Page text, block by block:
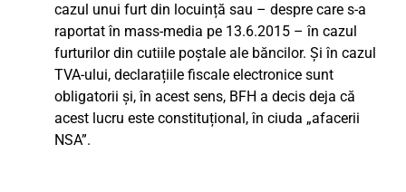
cazul unui furt din locuință sau – despre care s-a
raportat în mass-media pe 13.6.2015 – în cazul
furturilor din cutiile poștale ale băncilor. Și în cazul
TVA-ului, declarațiile fiscale electronice sunt
obligatorii și, în acest sens, BFH a decis deja că
acest lucru este constituțional, în ciuda „afacerii
NSA”.